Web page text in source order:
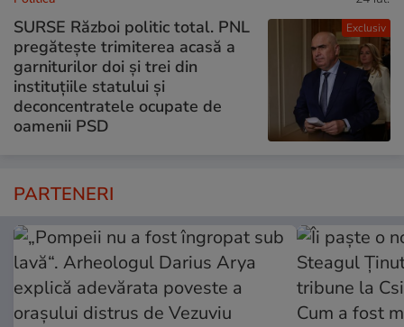
Exclusiv
SURSE Război politic total. PNL
pregătește trimiterea acasă a
garniturilor doi și trei din
instituțiile statului și
deconcentratele ocupate de
oamenii PSD
PARTENERI